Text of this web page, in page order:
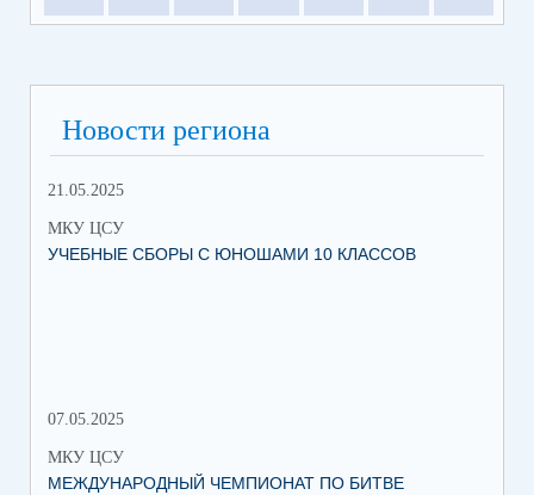
Новости региона
21.05.2025
МКУ ЦСУ
УЧЕБНЫЕ СБОРЫ С ЮНОШАМИ 10 КЛАССОВ
07.05.2025
МКУ ЦСУ
МЕЖДУНАРОДНЫЙ ЧЕМПИОНАТ ПО БИТВЕ